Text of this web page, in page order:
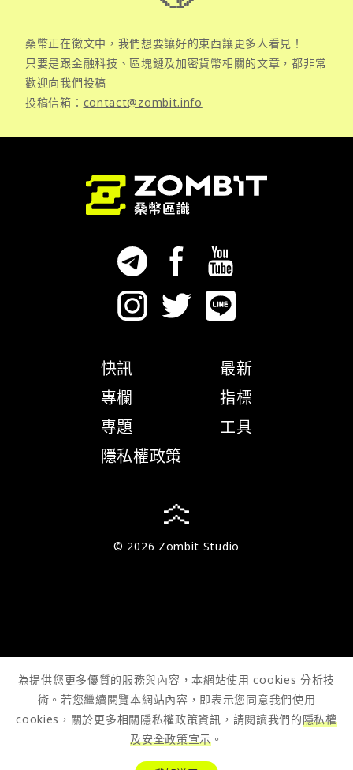
桑幣正在徵文中，我們想要讓好的東西讓更多人看見！
只要是跟金融科技、區塊鏈及加密貨幣相關的文章，都非常
歡迎向我們投稿
投稿信箱： contact@zombit.info
快訊
專欄
專題
隱私權政策
最新
指標
工具
© 2026 Zombit Studio
為提供您更多優質的服務與內容，本網站使用 cookies 分析技
術。若您繼續閱覽本網站內容，即表示您同意我們使用
cookies，關於更多相關隱私權政策資訊，請閱讀我們的隱私權
及安全政策宣示 。